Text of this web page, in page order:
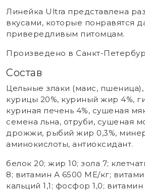
Линейка Ultra представлена
вкусами, которые понравятся
привередливым питомцам.
Произведено в Санкт-
Состав
Цельные злаки (маис, пшеница),
курицы 20%, куриный жир 4%,
куриная печень 4%, сушеная
семена льна, отруби, сушеная
дрожжи, рыбий жир 0,3%,
аминокислоты, антиоксидант.
белок 20; жир 10; зола 7;
8; витамин А 6500 МЕ/кг;
кальций 1,1; фосфор 1,0;